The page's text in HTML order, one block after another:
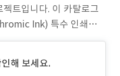
트입니다. 이 카탈로그
Ink) 특수 인쇄에
면 체온(약 36°C)에 의해
인쇄물 자체의 물성과
해 보세요.